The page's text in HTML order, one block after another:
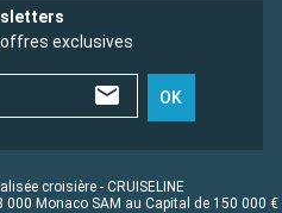
exclusives
OK
croisière - CRUISELINE
Monaco SAM au Capital de 150 000 €